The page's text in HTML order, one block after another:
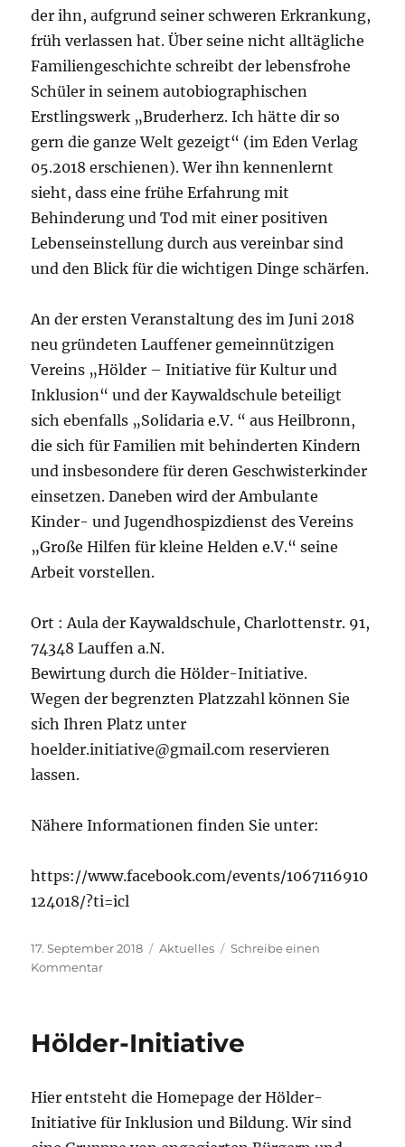
der ihn, aufgrund seiner schweren Erkrankung,
früh verlassen hat. Über seine nicht alltägliche
Familiengeschichte schreibt der lebensfrohe
Schüler in seinem autobiographischen
Erstlingswerk „Bruderherz. Ich hätte dir so
gern die ganze Welt gezeigt“ (im Eden Verlag
05.2018 erschienen). Wer ihn kennenlernt
sieht, dass eine frühe Erfahrung mit
Behinderung und Tod mit einer positiven
Lebenseinstellung durch aus vereinbar sind
und den Blick für die wichtigen Dinge schärfen.
An der ersten Veranstaltung des im Juni 2018
neu gründeten Lauffener gemeinnützigen
Vereins „Hölder – Initiative für Kultur und
Inklusion“ und der Kaywaldschule beteiligt
sich ebenfalls „Solidaria e.V. “ aus Heilbronn,
die sich für Familien mit behinderten Kindern
und insbesondere für deren Geschwisterkinder
einsetzen. Daneben wird der Ambulante
Kinder- und Jugendhospizdienst des Vereins
„Große Hilfen für kleine Helden e.V.“ seine
Arbeit vorstellen.
Ort : Aula der Kaywaldschule, Charlottenstr. 91,
74348 Lauffen a.N.
Bewirtung durch die Hölder-Initiative.
Wegen der begrenzten Platzzahl können Sie
sich Ihren Platz unter
hoelder.initiative@gmail.com reservieren
lassen.
Nähere Informationen finden Sie unter:
https://www.facebook.com/events/1067116910
124018/?ti=icl
Veröffentlicht
am
17. September 2018 Kategorien
Aktuelles
Schreibe einen
Kommentarzu
Marian
Hölder-Initiative
Hier entsteht die Homepage der Hölder-
Initiative für Inklusion und Bildung. Wir sind